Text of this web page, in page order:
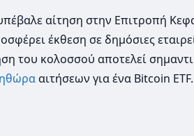
αίτηση στην Επιτροπή
έκθεση σε δημόσιες
του κολοσσoύ αποτελεί
αιτήσεων για ένα Bitcoin ETF.